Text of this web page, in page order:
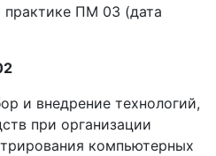
практике ПМ 03 (дата
и внедрение технологий,
при организации
компьютерных